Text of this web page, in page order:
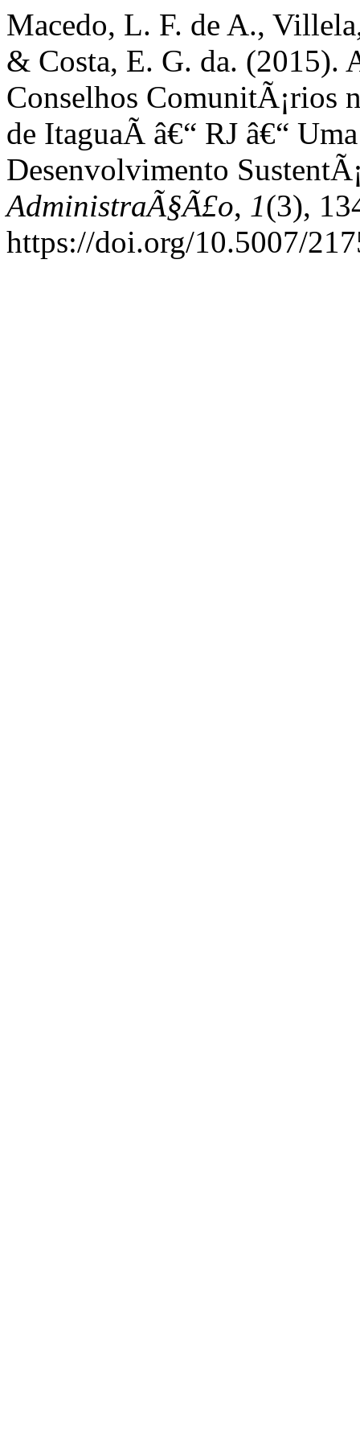
Macedo, L. F. de A.,
& Costa, E. G. da. (2015).
Conselhos ComunitÃ¡rios
de ItaguaÃ­ â€“ RJ â€“
Desenvolvimento
AdministraÃ§Ã£o, 1(3),
https://doi.org/10.5007/